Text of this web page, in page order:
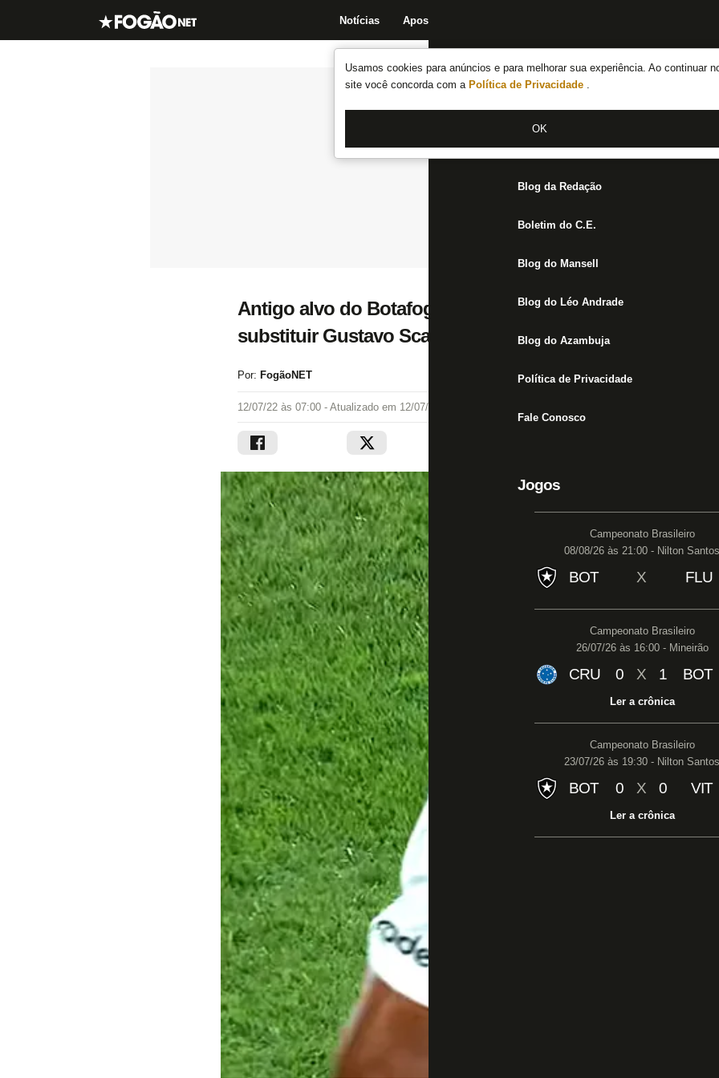
Usamos cookies para anúncios e para melhorar sua experiência. Ao continuar
site você concorda com a Política de Privacidade .
OK
Notícias Apostas
Notícias do Botafogo
Fórum
Jogos
Blog da Redação
Boletim do C.E.
Blog do Mansell
Blog do Léo Andrade
Blog do Azambuja
Política de Privacidade
Fale Conosco
Jogos
Campeonato Brasileiro
08/08/26 às 21:00 - Nilton Santos
BOT X FLU
Campeonato Brasileiro
26/07/26 às 16:00 - Mineirão
CRU 0 X 1 BOT
Ler a crônica
Campeonato Brasileiro
23/07/26 às 19:30 - Nilton Santos
BOT 0 X 0 VIT
Ler a crônica
Antigo alvo do Botafogo, De La Cruz é cotado no
substituir Gustavo Scarpa
Por: FogãoNET
12/07/22 às 07:00 - Atualizado em 12/07/22 às 11:50